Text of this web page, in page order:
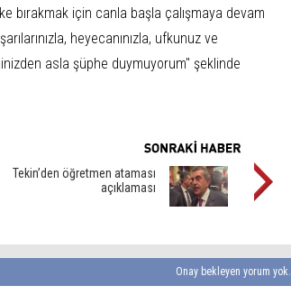
bırakmak için canla başla çalışmaya devam
heyecanınızla, ufkunuz ve
asla şüphe duymuyorum" şeklinde
Tekin’den öğretmen ataması
açıklaması
Onay bekleyen yorum yok.